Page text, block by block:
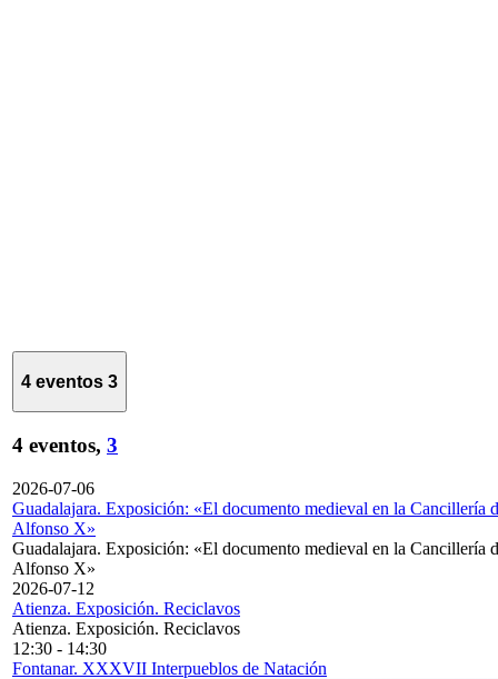
4 eventos 3
4 eventos, 3
2026-07-06
Guadalajara. Exposición: «El documento medieval en la Cancillería
Alfonso X»
Guadalajara. Exposición: «El documento medieval en la Cancillería
Alfonso X»
2026-07-12
Atienza. Exposición. Reciclavos
Atienza. Exposición. Reciclavos
12:30 - 14:30
Fontanar. XXXVII Interpueblos de Natación